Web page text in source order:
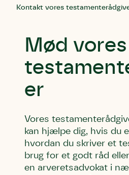
Kontakt vores
Mød vores
er
Vores
kan hjælpe dig, hvis du
hvordan du skriver et
brug for et godt råd
en arveretsadvokat i